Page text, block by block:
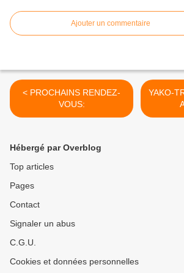
Ajouter un commentaire
< PROCHAINS RENDEZ-
VOUS:
YAKO-
Hébergé par Overblog
Top articles
Pages
Contact
Signaler un abus
C.G.U.
Cookies et données personnelles